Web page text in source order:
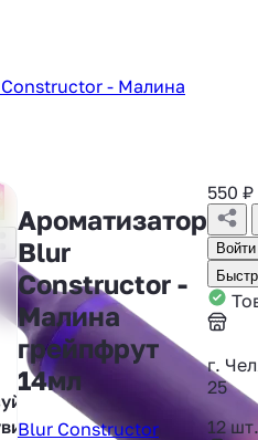
- Малина
Ароматизатор
Blur
Constructor -
Малина
грейпфрут
14мл
Blur Constructor
550 ₽
Войти
г.
25
12 шт.